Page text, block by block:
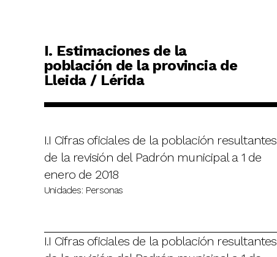
I. Estimaciones de la
población de la provincia de
Lleida / Lérida
I.I Cifras oficiales de la población resultantes
de la revisión del Padrón municipal a 1 de
enero de 2018
Unidades: Personas
I.I Cifras oficiales de la población resultantes